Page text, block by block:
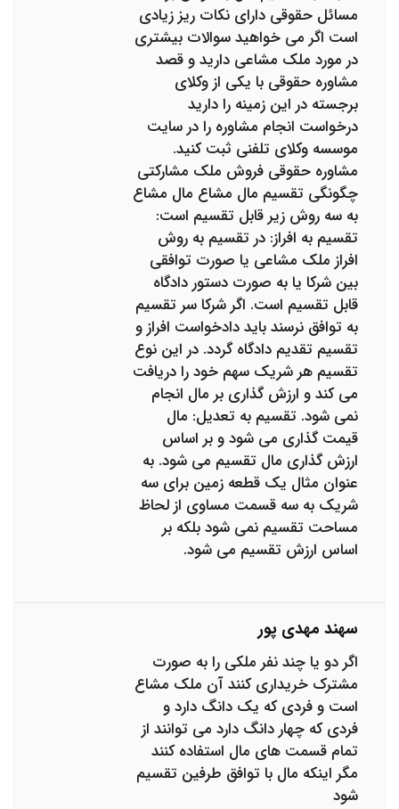
مسائل حقوقی دارای نکات ریز زیادی
است اگر می خواهید سوالات بیشتری
در مورد ملک مشاعی دارید و قصد
مشاوره حقوقی با یکی از وکلای
برجسته در این زمینه را دارید
درخواست انجام مشاوره را در سایت
موسسه وکلای تلفنی ثبت کنید.
مشاوره حقوقی فروش ملک مشارکتی
چگونگی تقسیم مال مشاع مال مشاع
به سه روش زیر قابل تقسیم است:
تقسیم به افراز: در تقسیم به روش
افراز ملک مشاعی یا صورت توافقی
بین شرکا یا به صورت دستور دادگاه
قابل تقسیم است. اگر شرکا سر تقسیم
به توافق نرسند باید دادخواست افراز و
تقسیم تقدیم دادگاه گردد. در این نوع
تقسیم هر شریک سهم خود را دریافت
می کند و ارزش گذاری بر مال انجام
نمی شود. تقسیم به تعدیل: مال
قیمت گذاری می شود و بر اساس
ارزش گذاری مال تقسیم می شود. به
عنوان مثال یک قطعه زمین برای سه
شریک به سه قسمت مساوی از لحاظ
مساحت تقسیم نمی شود بلکه بر
اساس ارزش تقسیم می شود.
سهند مهدی پور
اگر دو یا چند نفر ملکی را به صورت
مشترک خریداری کنند آن ملک مشاع
است و فردی که یک دانگ دارد و
فردی که چهار دانگ دارد می توانند از
تمام قسمت های مال استفاده کنند
مگر اینکه مال با توافق طرفین تقسیم
شود